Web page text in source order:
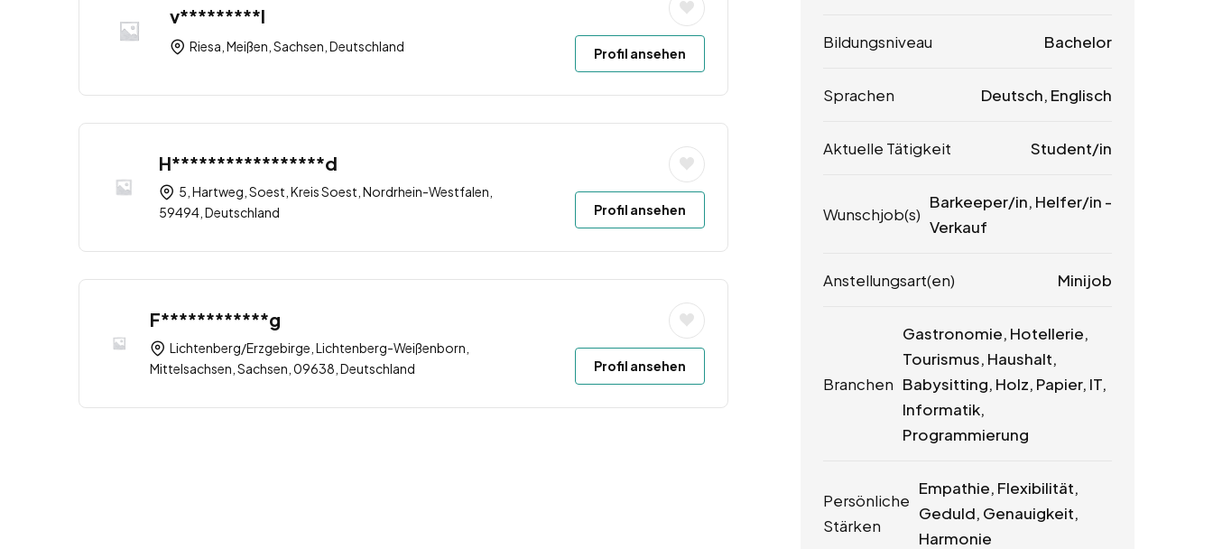
v*********l
Riesa, Meißen, Sachsen, Deutschland Profil ansehen
H*****************d
5, Hartweg, Soest, Kreis Soest, Nordrhein-Westfalen,
59494, Deutschland
Profil ansehen
F************g
Lichtenberg/Erzgebirge, Lichtenberg-Weißenborn,
Mittelsachsen, Sachsen, 09638, Deutschland
Profil ansehen
Bildungsniveau Bachelor
Sprachen Deutsch, Englisch
Aktuelle Tätigkeit Student/in
Wunschjob(s)
Barkeeper/in, Helfer/in -
Verkauf
Anstellungsart(en) Minijob
Branchen
Gastronomie, Hotellerie,
Tourismus, Haushalt,
Babysitting, Holz, Papier, IT,
Informatik,
Programmierung
Persönliche
Stärken
Empathie, Flexibilität,
Geduld, Genauigkeit,
Harmonie